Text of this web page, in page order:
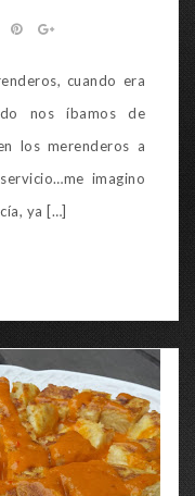
cuando era
nos íbamos de
los merenderos a
imagino
ya […]